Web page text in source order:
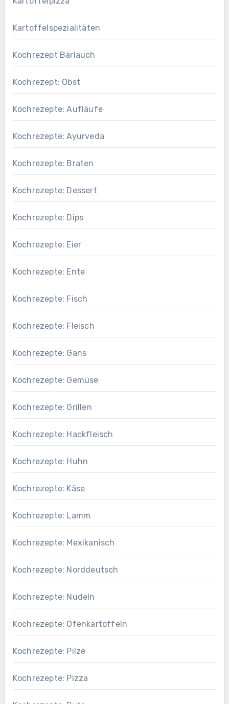
Kartoffelspezialitäten
Kochrezept Bärlauch
Kochrezept: Obst
Kochrezepte: Aufläufe
Kochrezepte: Ayurveda
Kochrezepte: Braten
Kochrezepte: Dessert
Kochrezepte: Dips
Kochrezepte: Eier
Kochrezepte: Ente
Kochrezepte: Fisch
Kochrezepte: Fleisch
Kochrezepte: Gans
Kochrezepte: Gemüse
Kochrezepte: Grillen
Kochrezepte: Hackfleisch
Kochrezepte: Huhn
Kochrezepte: Käse
Kochrezepte: Lamm
Kochrezepte: Mexikanisch
Kochrezepte: Norddeutsch
Kochrezepte: Nudeln
Kochrezepte: Ofenkartoffeln
Kochrezepte: Pilze
Kochrezepte: Pizza